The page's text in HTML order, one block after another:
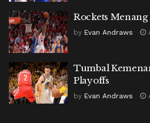
Rockets
by Evan Andraws
Tumbal
Playoffs
by Evan Andraws